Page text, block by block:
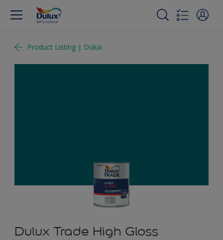
Product Listing | Dulux
Dulux Trade High Gloss